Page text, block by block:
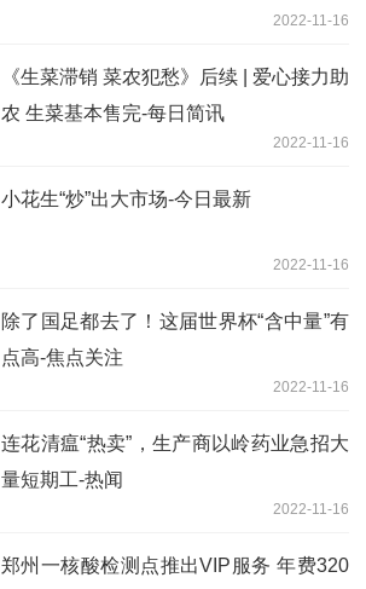
2022-11-16
《生菜滞销 菜农犯愁》后续 | 爱心接力助
农 生菜基本售完-每日简讯
2022-11-16
小花生“炒”出大市场-今日最新
2022-11-16
除了国足都去了！这届世界杯“含中量”有
点高-焦点关注
2022-11-16
连花清瘟“热卖”，生产商以岭药业急招大
量短期工-热闻
2022-11-16
郑州一核酸检测点推出VIP服务 年费320